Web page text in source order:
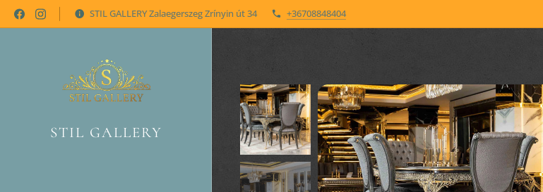
STIL GALLERY Zalaegerszeg Zrínyin út 34 +36708848404
STIL GALLERY